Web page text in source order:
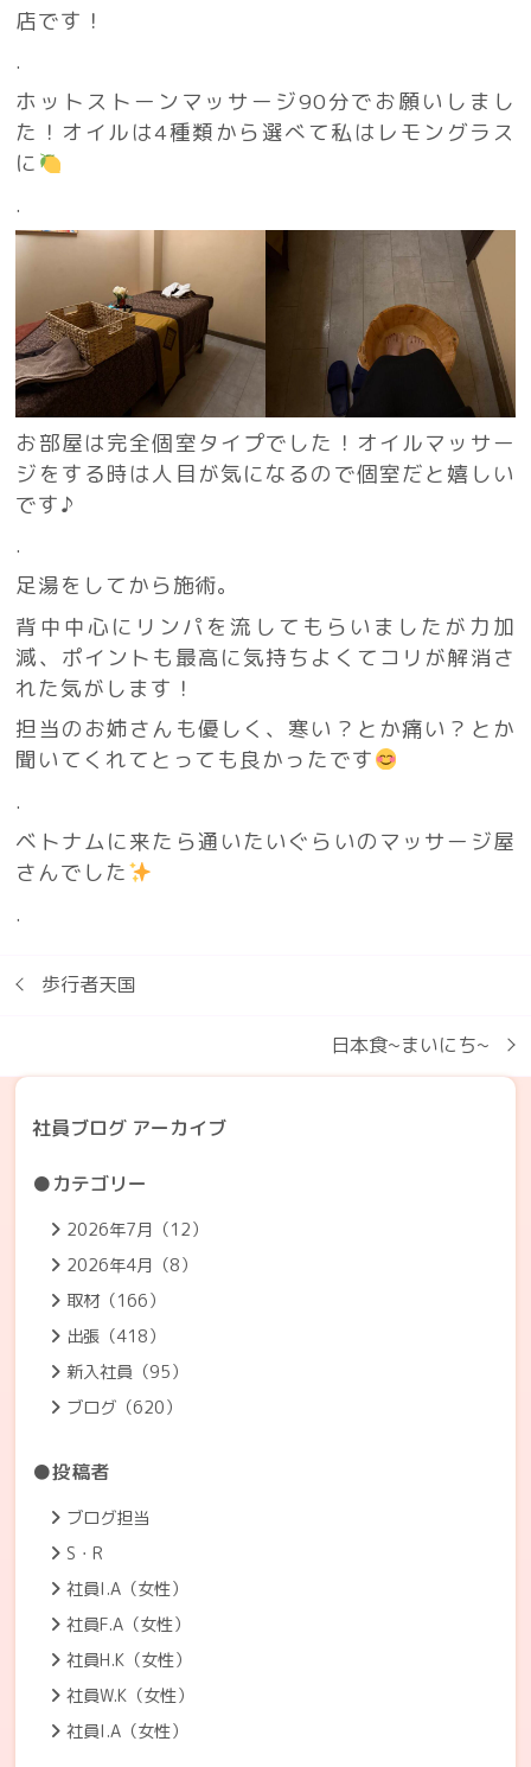
店です！
.
ホットストーンマッサージ90分でお願いしまし
た！オイルは4種類から選べて私はレモングラス
に
.
お部屋は完全個室タイプでした！オイルマッサー
ジをする時は人目が気になるので個室だと嬉しい
です♪
.
足湯をしてから施術。
背中中心にリンパを流してもらいましたが力加
減、ポイントも最高に気持ちよくてコリが解消さ
れた気がします！
担当のお姉さんも優しく、寒い？とか痛い？とか
聞いてくれてとっても良かったです
.
ベトナムに来たら通いたいぐらいのマッサージ屋
さんでした
.
歩行者天国
日本食~まいにち~
社員ブログ アーカイブ
●カテゴリー
2026年7月（12）
2026年4月（8）
取材（166）
出張（418）
新入社員（95）
ブログ（620）
●投稿者
ブログ担当
S・R
社員I.A（女性）
社員F.A（女性）
社員H.K（女性）
社員W.K（女性）
社員I.A（女性）